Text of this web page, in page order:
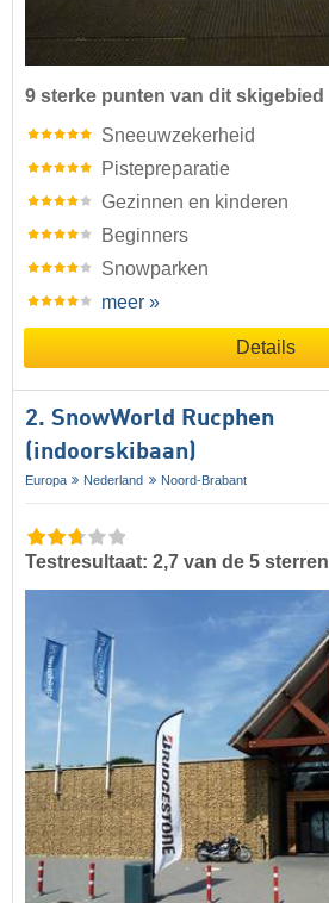
9 sterke punten van dit skigebied
Sneeuwzekerheid
Pistepreparatie
Gezinnen en kinderen
Beginners
Snowparken
meer »
Details
2. SnowWorld Rucphen
(indoorskibaan)
Europa Nederland Noord-Brabant
Testresultaat: 2,7 van de 5 sterren